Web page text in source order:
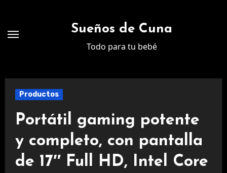
contenido
Sueños de Cuna
Todo para tu bebé
Productos
Portátil gaming potente
y completo, con pantalla
de 17″ Full HD, Intel Core